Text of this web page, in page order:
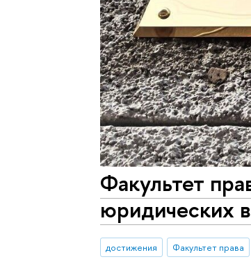
Факультет
юридических
достижения Факультет права